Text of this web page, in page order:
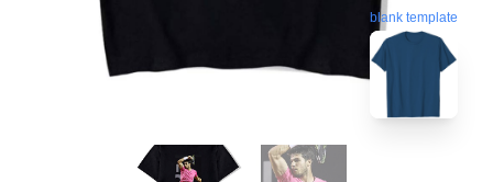
blank template